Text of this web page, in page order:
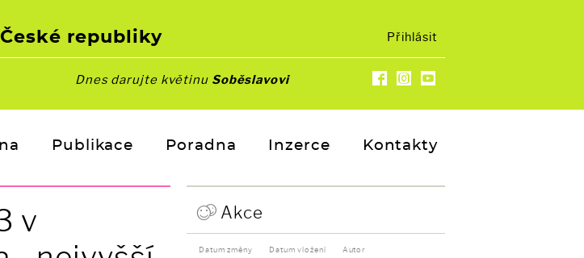
republiky Přihlásit
Dnes darujte květinu Soběslavovi
Publikace Poradna Inzerce Kontakty
v
Akce
Datum změny
Datum vložení
Autor